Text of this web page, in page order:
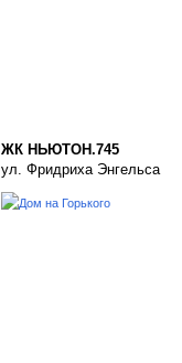
ЖК НЬЮТОН.745
ул. Фридриха Энгельса